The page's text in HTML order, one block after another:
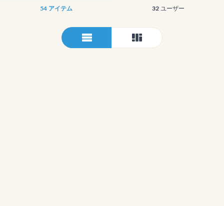
54 アイテム 32 ユーザー